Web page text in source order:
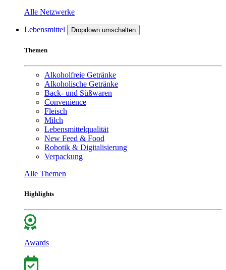
Alle Netzwerke
Lebensmittel Dropdown umschalten
Themen
Alkoholfreie Getränke
Alkoholische Getränke
Back- und Süßwaren
Convenience
Fleisch
Milch
Lebensmittelqualität
New Feed & Food
Robotik & Digitalisierung
Verpackung
Alle Themen
Highlights
Awards